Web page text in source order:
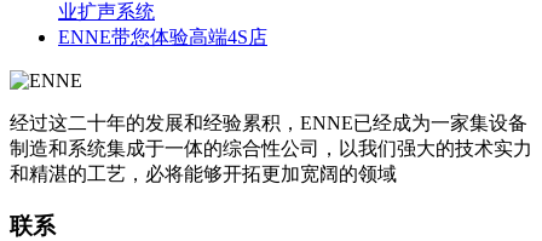
业扩声系统
ENNE带您体验高端4S店
经过这二十年的发展和经验累积，ENNE已经成为一家集设备
制造和系统集成于一体的综合性公司，以我们强大的技术实力
和精湛的工艺，必将能够开拓更加宽阔的领域
联系